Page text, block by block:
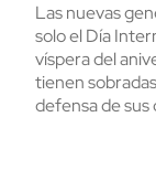
Las nuevas
solo el Día
víspera del
tienen
defensa de sus